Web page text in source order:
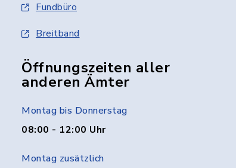
Fundbüro
Breitband
Öffnungszeiten aller
anderen Ämter
Montag bis Donnerstag
08:00 - 12:00 Uhr
Montag zusätzlich